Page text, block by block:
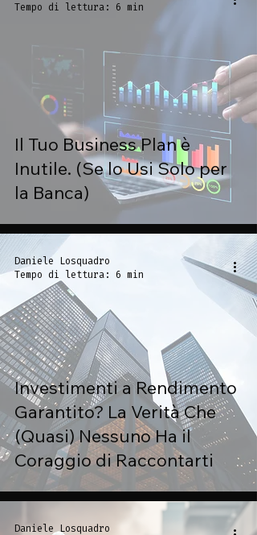
Il Tuo Business Plan è
Inutile. (Se lo Usi Solo per
la Banca)
Tempo di lettura: 6 min
Investimenti a Rendimento
Garantito? La Verità Che
(Quasi) Nessuno Ha il
Coraggio di Raccontarti
Daniele Losquadro
Tempo di lettura: 6 min
Daniele Losquadro